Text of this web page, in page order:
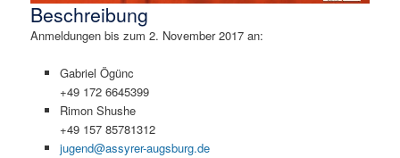
Beschreibung
Anmeldungen bis zum 2. November 2017 an:
Gabriel Ögünc
+49 172 6645399
Rimon Shushe
+49 157 85781312
jugend@assyrer-augsburg.de